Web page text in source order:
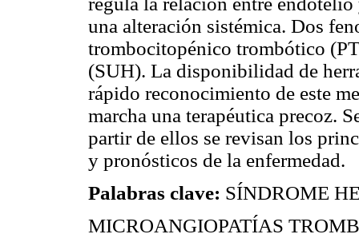
una alteración sistémica. Dos
trombocitopénico trombótico
(SUH). La disponibilidad de
rápido reconocimiento de este
marcha una terapéutica precoz.
partir de ellos se revisan los
y pronósticos de la enfermedad.
Palabras clave: SÍNDROME
MICROANGIOPATÍAS